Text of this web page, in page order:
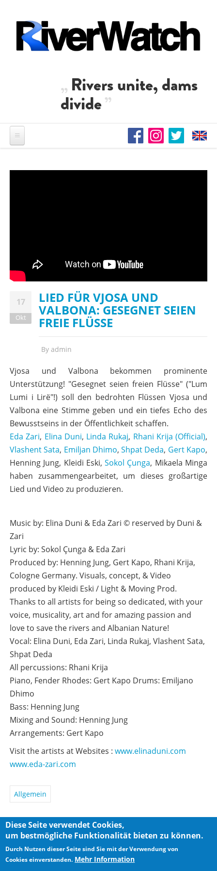
Rivers unite, dams
divide
17
Okt
LIED FÜR VJOSA UND
VALBONA: GESEGNET SEIEN
FREIE FLÜSSE
By admin
Vjosa und Valbona bekommen prominente
Unterstützung! "Gesegnet seien freien Flüsse" ("Lum
Lumi i Lirë"!) soll den bedrohten Flüssen Vjosa und
Valbona eine Stimme geben und ein tiefes Echo des
Bewusstseins in der Öffentlichkeit schaffen.
Eda Zari, Elina Duni, Linda Rukaj, Rhani Krija (Official),
Vlashent Sata, Emiljan Dhimo,Shpat Deda, Gert Kapo,
Henning Jung, Kleidi Eski,Sokol Çunga, Mikaela Minga
haben zusammengearbeitet, um dieses großartige
Lied und Video zu produzieren.
Music by: Elina Duni & Eda Zari © reserved by Duni &
Zari
Lyric by: Sokol Çunga & Eda Zari
Produced by: Henning Jung, Gert Kapo, Rhani Krija,
Cologne Germany. Visuals, concept, & Video
produced by Kleidi Eski / Light & Moving Prod.
Thanks to all artists for being so dedicated, with your
voice, musicality, art and for amazing passion and
love to save the rivers and Albanian Nature!
Vocal: Elina Duni, Eda Zari, Linda Rukaj, Vlashent Sata,
Shpat Deda
All percussions: Rhani Krija
Piano, Fender Rhodes: Gert Kapo Drums: Emiljano
Dhimo
Bass: Henning Jung
Mixing and Sound: Henning Jung
Arrangements: Gert Kapo
Visit the artists at Websites : www.elinaduni.com
www.eda-zari.com
Allgemein
Diese Seite verwendet Cookies,
um bestmögliche Funktionalität bieten zu können.
Durch Nutzen dieser Seite sind Sie mit der Verwendung von
Cookies einverstanden. Mehr Information